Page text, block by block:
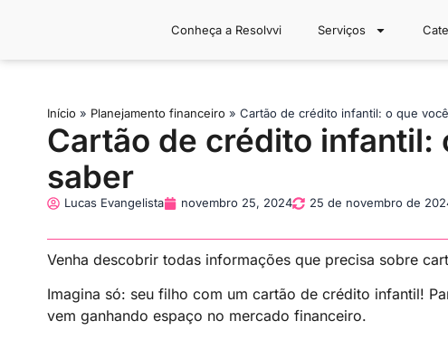
Conheça a Resolvvi Serviços
Início » Planejamento financeiro » Cartão de crédito infantil: o que
Cartão de crédito infantil:
saber
Lucas Evangelista novembro 25, 2024 25 de novembro de
Venha descobrir todas informações que precisa sobre
Imagina só: seu filho com um cartão de crédito infantil!
vem ganhando espaço no mercado financeiro.